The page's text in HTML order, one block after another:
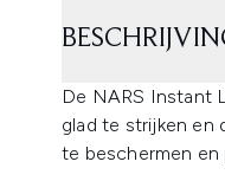
De NARS Instant
glad te strijken en
te beschermen en